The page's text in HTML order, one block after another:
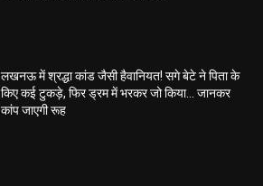
लखनऊ में श्रद्धा कांड जैसी हैवानियत! सगे बेटे ने पिता के
किए कई टुकड़े, फिर ड्रम में भरकर जो किया… जानकर
कांप जाएगी रूह